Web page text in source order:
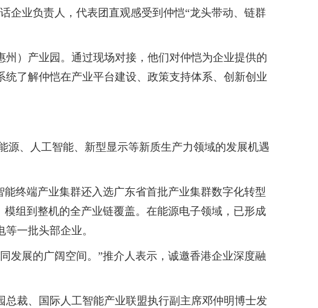
企业负责人，代表团直观感受到仲恺“龙头带动、链群
）产业园。通过现场对接，他们对仲恺为企业提供的
了解仲恺在产业平台建设、政策支持体系、创新创业
、人工智能、新型显示等新质生产力领域的发展机遇
终端产业集群还入选广东省首批产业集群数字化转型
组到整机的全产业链覆盖。在能源电子领域，已形成
一批头部企业。
展的广阔空间。”推介人表示，诚邀香港企业深度融
裁、国际人工智能产业联盟执行副主席邓仲明博士发